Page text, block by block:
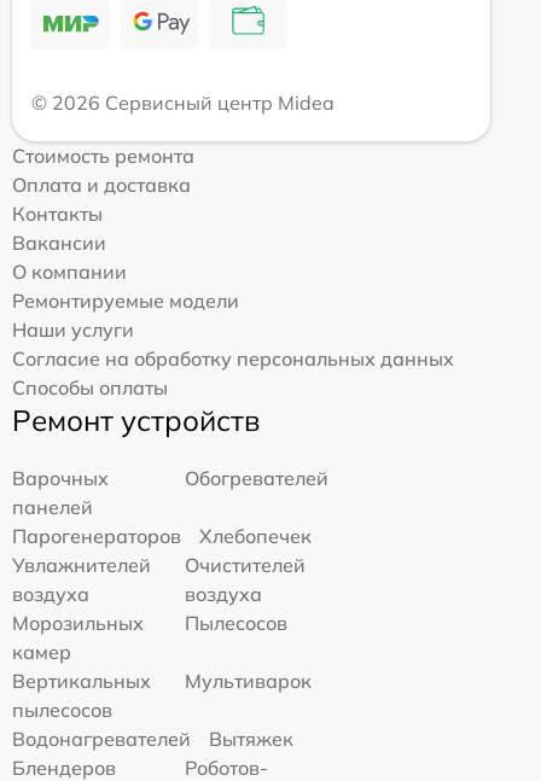
© 2026 Сервисный центр Midea
Стоимость ремонта
Оплата и доставка
Контакты
Вакансии
О компании
Ремонтируемые модели
Наши услуги
Согласие на обработку персональных данных
Способы оплаты
Ремонт устройств
Варочных
панелей
Обогревателей
Парогенераторов
Хлебопечек
Увлажнителей
воздуха
Очистителей
воздуха
Морозильных
камер
Пылесосов
Вертикальных
пылесосов
Мультиварок
Водонагревателей
Вытяжек
Блендеров
Роботов-